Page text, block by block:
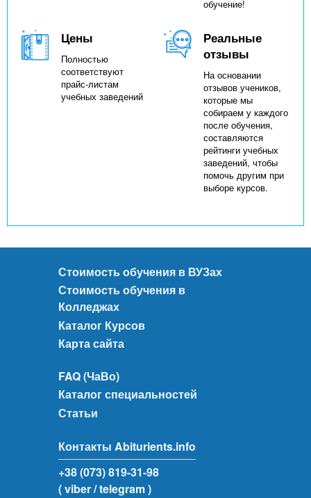
обучение!
Цены
Полностью
соответствуют
прайс-листам
учебных заведений
Реальные
отзывы
На основании
отзывов учеников,
которые мы
собираем у каждого
после обучения,
составляются
рейтинги учебных
заведений, чтобы
помочь другим при
выборе курсов.
Стоимость обучения в ВУЗах
Стоимость обучения в
Колледжах
Каталог Курсов
Карта сайта
FAQ (ЧаВо)
Каталог специальностей
Статьи
Контакты Abiturients.info
+38 (073) 819-31-98
( viber/ telegram )